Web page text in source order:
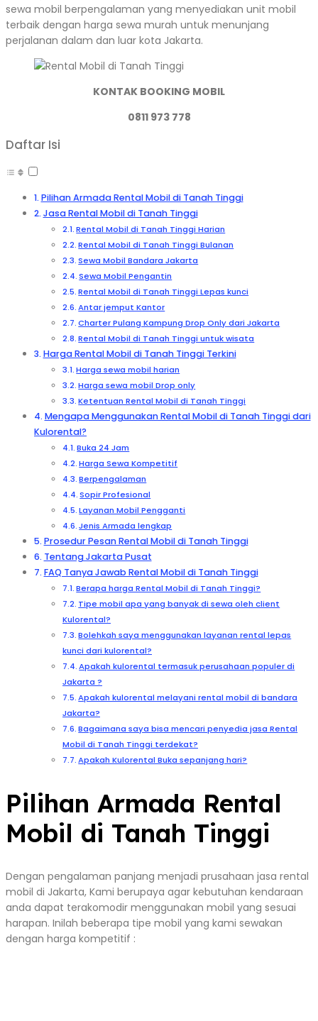
sewa mobil berpengalaman yang menyediakan unit mobil
terbaik dengan harga sewa murah untuk menunjang
perjalanan dalam dan luar kota Jakarta.
KONTAK BOOKING MOBIL
0811 973 778
Daftar Isi
Pilihan Armada Rental Mobil di Tanah Tinggi
Jasa Rental Mobil di Tanah Tinggi
Rental Mobil di Tanah Tinggi Harian
Rental Mobil di Tanah Tinggi Bulanan
Sewa Mobil Bandara Jakarta
Sewa Mobil Pengantin
Rental Mobil di Tanah Tinggi Lepas kunci
Antar jemput Kantor
Charter Pulang Kampung Drop Only dari Jakarta
Rental Mobil di Tanah Tinggi untuk wisata
Harga Rental Mobil di Tanah Tinggi Terkini
Harga sewa mobil harian
Harga sewa mobil Drop only
Ketentuan Rental Mobil di Tanah Tinggi
Mengapa Menggunakan Rental Mobil di Tanah Tinggi dari
Kulorental?
Buka 24 Jam
Harga Sewa Kompetitif
Berpengalaman
Sopir Profesional
Layanan Mobil Pengganti
Jenis Armada lengkap
Prosedur Pesan Rental Mobil di Tanah Tinggi
Tentang Jakarta Pusat
FAQ Tanya Jawab Rental Mobil di Tanah Tinggi
Berapa harga Rental Mobil di Tanah Tinggi?
Tipe mobil apa yang banyak di sewa oleh client
Kulorental?
Bolehkah saya menggunakan layanan rental lepas
kunci dari kulorental?
Apakah kulorental termasuk perusahaan populer di
Jakarta ?
Apakah kulorental melayani rental mobil di bandara
Jakarta?
Bagaimana saya bisa mencari penyedia jasa Rental
Mobil di Tanah Tinggi terdekat?
Apakah Kulorental Buka sepanjang hari?
Pilihan Armada Rental
Mobil di Tanah Tinggi
Dengan pengalaman panjang menjadi prusahaan jasa rental
mobil di Jakarta, Kami berupaya agar kebutuhan kendaraan
anda dapat terakomodir menggunakan mobil yang sesuai
harapan. Inilah beberapa tipe mobil yang kami sewakan
dengan harga kompetitif :